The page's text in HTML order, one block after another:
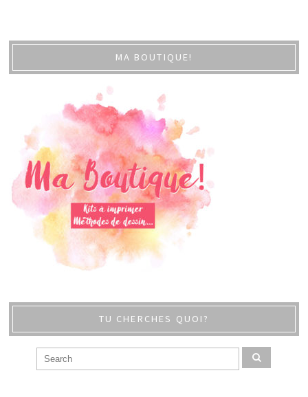
MA BOUTIQUE!
TU CHERCHES QUOI?